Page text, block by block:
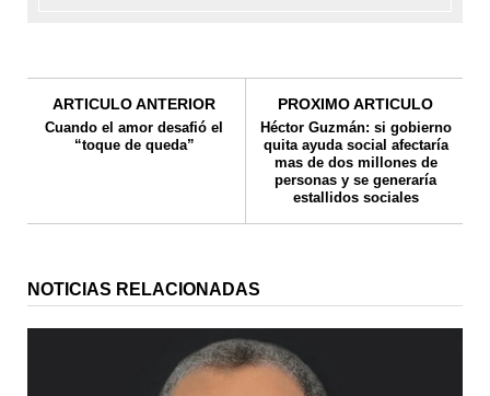
ARTICULO ANTERIOR
Cuando el amor desafió el
“toque de queda”
PROXIMO ARTICULO
Héctor Guzmán: si gobierno
quita ayuda social afectaría
mas de dos millones de
personas y se generaría
estallidos sociales
NOTICIAS RELACIONADAS